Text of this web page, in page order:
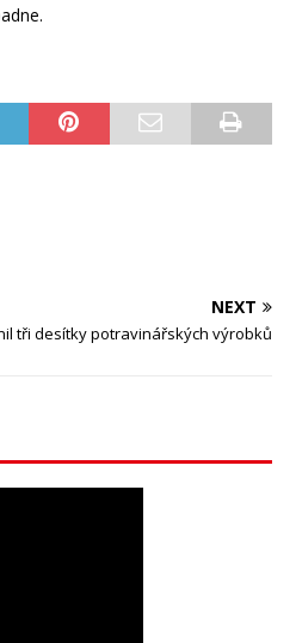
NEXT
tři desítky potravinářských výrobků